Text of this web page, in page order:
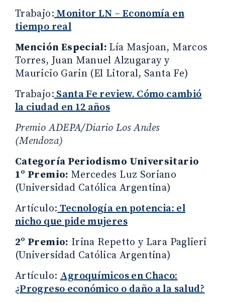
Trabajo:Monitor LN – Economía en
tiempo real
Mención Especial: Lía Masjoan, Marcos
Torres, Juan Manuel Alzugaray y
Mauricio Garin (El Litoral, Santa Fe)
Trabajo:Santa Fe review. Cómo cambió
la ciudad en 12 años
Premio ADEPA/Diario Los Andes
(Mendoza)
Categoría Periodismo Universitario
1º Premio: Mercedes Luz Soriano
(Universidad Católica Argentina)
Artículo:Tecnología en potencia: el
nicho que pide mujeres
2º Premio: Irina Repetto y Lara Paglieri
(Universidad Católica Argentina)
Artículo:Agroquímicos en Chaco:
¿Progreso económico o daño a la salud?